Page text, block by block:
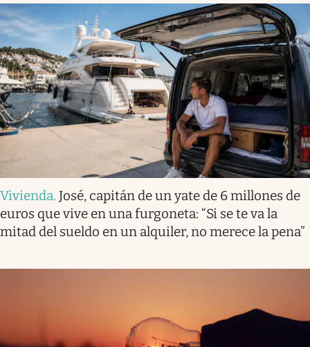
Vivienda. José, capitán de un yate de 6 millones de
euros que vive en una furgoneta: “Si se te va la
mitad del sueldo en un alquiler, no merece la pena”